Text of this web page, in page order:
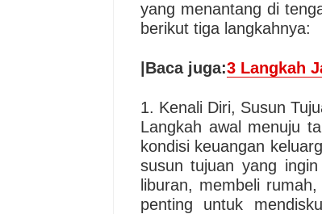
yang menantang di
berikut tiga langkahnya:
|Baca juga:3 Langkah
1. Kenali Diri, Susun
Langkah awal menuju
kondisi keuangan
susun tujuan yang
liburan, membeli
penting untuk